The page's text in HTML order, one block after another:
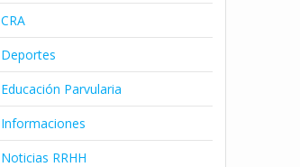
CRA
Deportes
Educación Parvularia
Informaciones
Noticias RRHH